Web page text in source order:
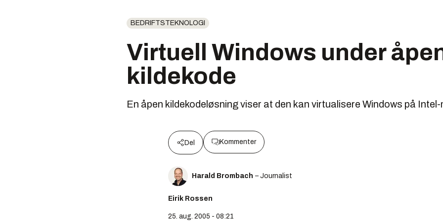
BEDRIFTSTEKNOLOGI
Virtuell Windows under
kildekode
En åpen kildekodeløsning viser at den kan virtualisere Windows på Intel-
Del Kommenter
Harald Brombach – Journalist
Eirik Rossen
25. aug. 2005 - 08:21